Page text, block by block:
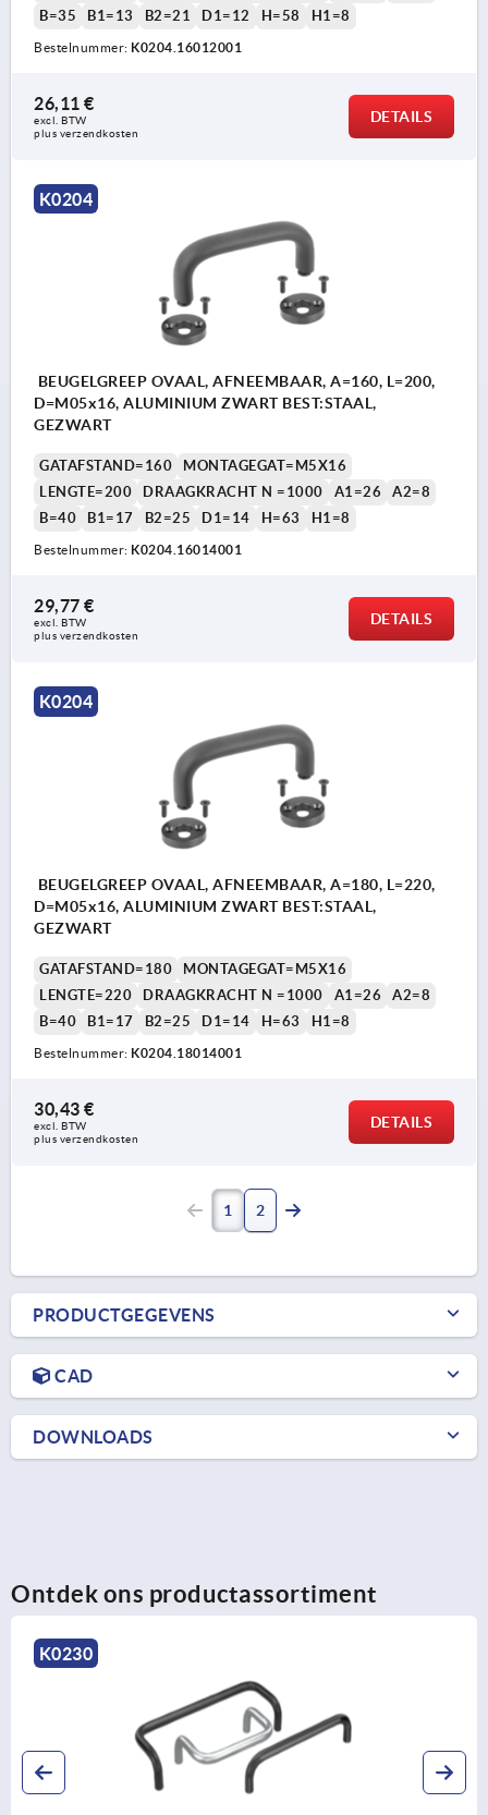
B=35 B1=13 B2=21 D1=12 H=58 H1=8
Bestelnummer: K0204.16012001
26,11 €
excl. BTW
plus verzendkosten
DETAILS
K0204
BEUGELGREEP OVAAL, AFNEEMBAAR, A=160, L=200,
D=M05x16, ALUMINIUM ZWART BEST:STAAL,
GEZWART
GATAFSTAND=160
MONTAGEGAT=M5X16
LENGTE=200
DRAAGKRACHT N =1000 A1=26
A2=8
B=40
B1=17 B2=25 D1=14 H=63 H1=8
Bestelnummer: K0204.16014001
29,77 €
excl. BTW
plus verzendkosten
DETAILS
K0204
BEUGELGREEP OVAAL, AFNEEMBAAR, A=180, L=220,
D=M05x16, ALUMINIUM ZWART BEST:STAAL,
GEZWART
GATAFSTAND=180
MONTAGEGAT=M5X16
LENGTE=220
DRAAGKRACHT N =1000 A1=26
A2=8
B=40
B1=17 B2=25 D1=14 H=63 H1=8
Bestelnummer: K0204.18014001
30,43 €
excl. BTW
plus verzendkosten
DETAILS
1 2
PRODUCTGEGEVENS
CAD
DOWNLOADS
Ontdek ons productassortiment
K0230